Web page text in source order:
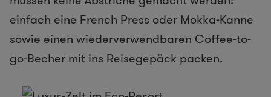
einfach eine French Press oder Mokka-Kanne
sowie einen wiederverwendbaren Coffee-to-
go-Becher mit ins Reisegepäck packen.